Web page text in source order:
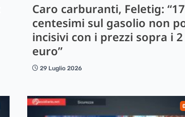
Caro carburanti, Feletig: “17
centesimi sul gasolio non
incisivi con i prezzi sopra i 2
euro”
29 Luglio 2026